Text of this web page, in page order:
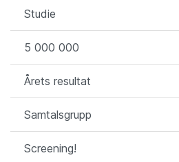
Studie
5 000 000
Årets resultat
Samtalsgrupp
Screening!